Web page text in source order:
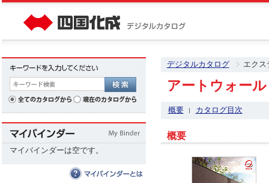
デジタルカタログ エク
アートウォール
概要 カタログ目次
概要
マイバインダーは空です。